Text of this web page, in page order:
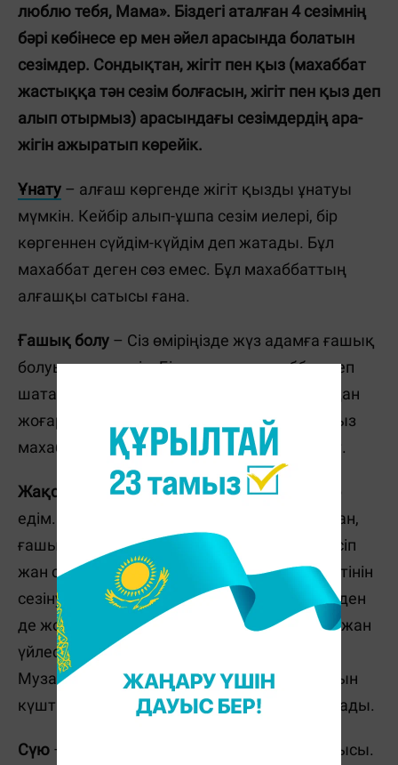
люблю тебя, Мама». Біздегі аталған 4 сезімнің
бәрі көбінесе ер мен әйел арасында болатын
сезімдер. Сондықтан, жігіт пен қыз (махаббат
жастыққа тән сезім болғасын, жігіт пен қыз деп
алып отырмыз) арасындағы сезімдердің ара-
жігін ажыратып көрейік.
Ұнату – алғаш көргенде жігіт қызды ұнатуы
мүмкін. Кейбір алып-ұшпа сезім иелері, бір
көргеннен сүйдім-күйдім деп жатады. Бұл
махаббат деген сөз емес. Бұл махаббаттың
алғашқы сатысы ғана.
Ғашық болу – Сіз өміріңізде жүз адамға ғашық
болуыңыз мүмкін. Бірақ, мұны махаббат деп
шатастырып алмаңыз. Ғашық болу ұнатудан
жоғарырақ сезім болғанымен бұл, жауапсыз
махаббат сияқты, яғни біржақты махаббат.
Жақсы көру – сезімдердің ең аяулысы дер
едім. Жақсы көру – жан үйлесімдігі. Ұнатқан,
ғашық болған адамыңызбен сөйлесіп, білісіп
жан сарайына үңіліп, өзіңізбен сәйкес келетінін
сезіну сезімі. Кейде жақсы көру сезімі сүюден
де жоғары тұрады. Мұнда тән үйлесімінсіз жан
үйлесімі салтанат құрады. Ақындардың
Музасына өлең арнатып, жырға қостыратын
күштің артында осы жақсы көру сезімі тұрады.
Сүю – жоғарыдағы сезімдердің соңғы сатысы.